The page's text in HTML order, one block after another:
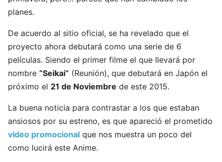
planes.
De acuerdo al sitio oficial, se ha revelado que el
proyecto ahora debutará como una serie de 6
películas. Siendo el primer filme el que llevará por
nombre “Seikai” (Reunión), que debutará en Japón el
próximo el 21 de Noviembre de este 2015.
La buena noticia para contrastar a los que estaban
ansiosos por su estreno, es que apareció el prometido
video promocional que nos muestra un poco del
como lucirá este Anime.